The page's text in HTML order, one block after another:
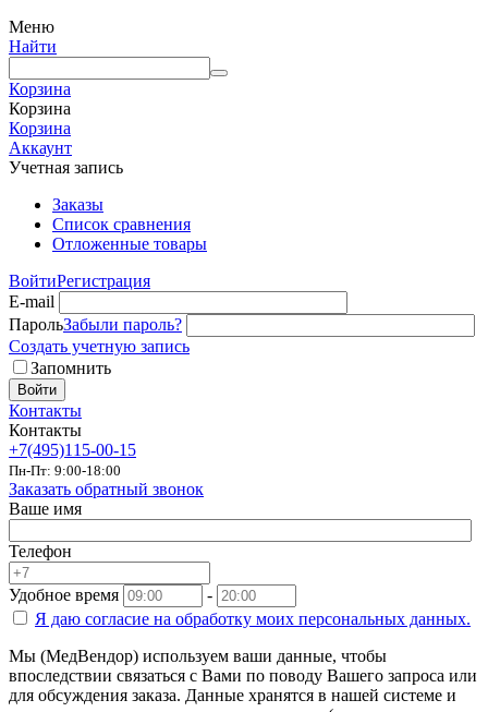
Меню
Найти
Корзина
Корзина
Корзина
Аккаунт
Учетная запись
Заказы
Список сравнения
Отложенные товары
ВойтиРегистрация
E-mail
ПарольЗабыли пароль?
Создать учетную запись
Запомнить
Войти
Контакты
Контакты
+7(495)115-00-15
Пн-Пт: 9:00-18:00
Заказать обратный звонок
Ваше имя
Телефон
Удобное время
-
Я даю согласие на обработку моих персональных данных.
Мы (МедВендор) используем ваши данные, чтобы
впоследствии связаться с Вами по поводу Вашего запроса или
для обсуждения заказа. Данные хранятся в нашей системе и